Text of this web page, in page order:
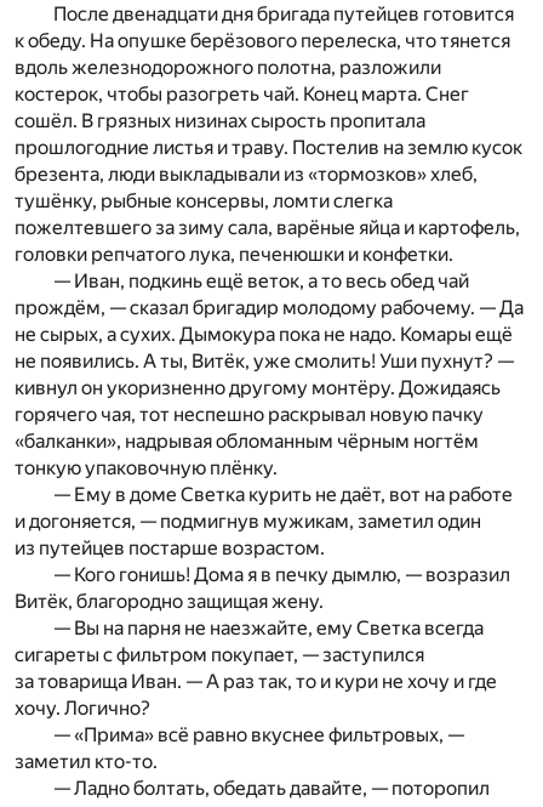
После двенадцати дня бригада путейцев готовится
к обеду. На опушке берёзового перелеска, что тянется
вдоль железнодорожного полотна, разложили
костерок, чтобы разогреть чай. Конец марта. Снег
сошёл. В грязных низинах сырость пропитала
прошлогодние листья и траву. Постелив на землю кусок
брезента, люди выкладывали из «тормозков» хлеб,
тушёнку, рыбные консервы, ломти слегка
пожелтевшего за зиму сала, варёные яйца и картофель,
головки репчатого лука, печенюшки и конфетки.
— Иван, подкинь ещё веток, а то весь обед чай
прождём, — сказал бригадир молодому рабочему. — Да
не сырых, а сухих. Дымокура пока не надо. Комары ещё
не появились. А ты, Витёк, уже смолить! Уши пухнут? —
кивнул он укоризненно другому монтёру. Дожидаясь
горячего чая, тот неспешно раскрывал новую пачку
«балканки», надрывая обломанным чёрным ногтём
тонкую упаковочную плёнку.
— Ему в доме Светка курить не даёт, вот на работе
и догоняется, — подмигнув мужикам, заметил один
из путейцев постарше возрастом.
— Кого гонишь! Дома я в печку дымлю, — возразил
Витёк, благородно защищая жену.
— Вы на парня не наезжайте, ему Светка всегда
сигареты с фильтром покупает, — заступился
за товарища Иван. — А раз так, то и кури не хочу и где
хочу. Логично?
— «Прима» всё равно вкуснее фильтровых, —
заметил кто-то.
— Ладно болтать, обедать давайте, — поторопил